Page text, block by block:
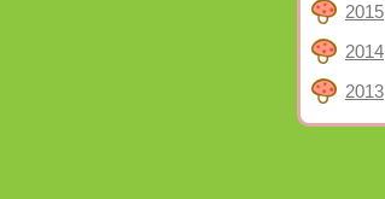
2015
2014
2013